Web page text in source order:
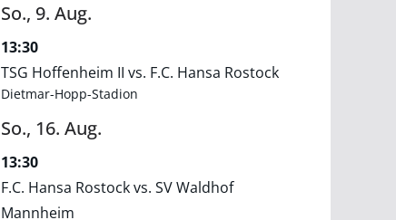
So., 9. Aug.
13:30
TSG Hoffenheim II vs. F.C. Hansa Rostock
Dietmar-Hopp-Stadion
So., 16. Aug.
13:30
F.C. Hansa Rostock vs. SV Waldhof
Mannheim